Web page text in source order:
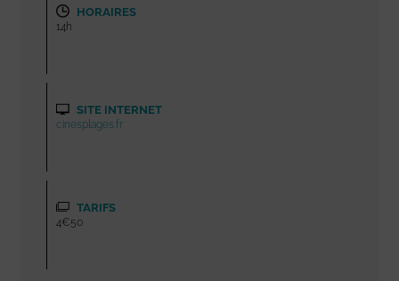
HORAIRES
14h
SITE INTERNET
cinesplages.fr
TARIFS
4€50